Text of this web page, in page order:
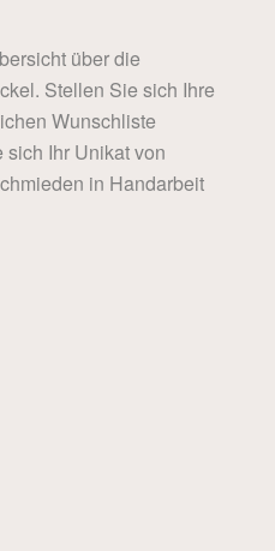
über die
Stellen Sie sich Ihre
Wunschliste
Ihr Unikat von
in Handarbeit